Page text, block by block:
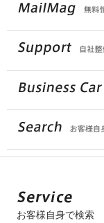
お客様自身で検索